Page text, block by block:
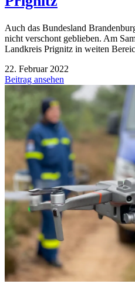
Auch das Bundesland
nicht verschont geblieben. Am
Landkreis Prignitz in weiten
22. Februar 2022
Beitrag ansehen